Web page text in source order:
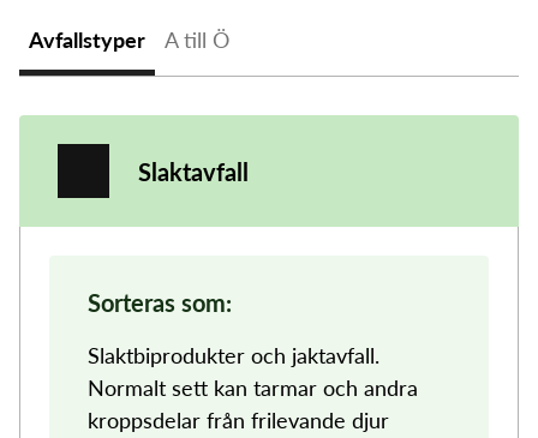
Avfallstyper A till Ö
Slaktavfall
Sorteras som:
Slaktbiprodukter och jaktavfall.
Normalt sett kan tarmar och andra
kroppsdelar från frilevande djur